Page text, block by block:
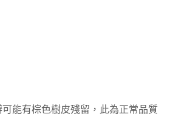
可能有棕色樹皮殘留，此為正常品質